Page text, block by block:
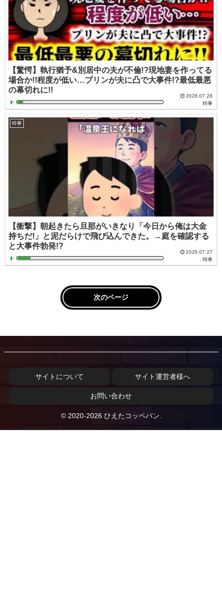
【驚愕】執行猶予&別居中の夫が不倫!?現地妻を作ってる
場合か!!程度が低い…プリンが夫に凸で大事件!?最低最悪
の幕切れに!!
2026.07.28
時事
時事
【衝撃】朝起きたら旦那がいきなり「今日から俺は大金
持ちだ!」と泥だらけで飛び込んできた。→庭を確認する
と大事件勃発!?
2026.07.27
時事
次のページ
サイトについて サイト運営者様へ
お問い合わせ
© 2020-2026 ひえたコッペパン.